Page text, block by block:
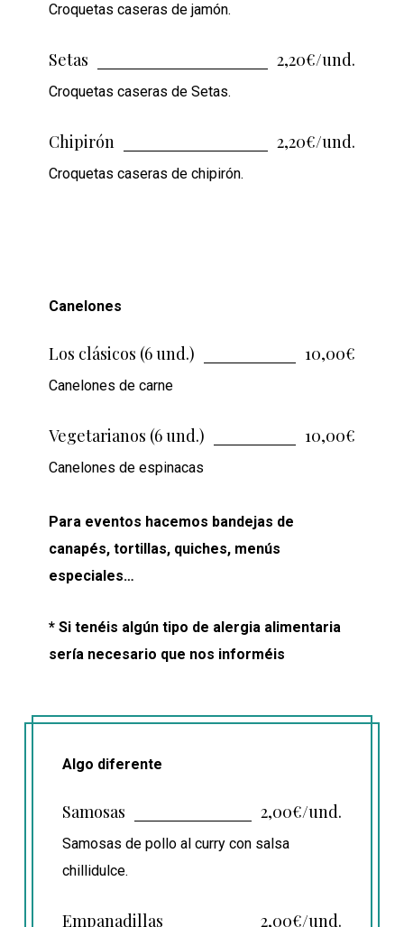
Croquetas caseras de jamón.
Setas 2,20€/und.
Croquetas caseras de Setas.
Chipirón 2,20€/und.
Croquetas caseras de chipirón.
Canelones
Los clásicos (6 und.) 10,00€
Canelones de carne
Vegetarianos (6 und.) 10,00€
Canelones de espinacas
Para eventos hacemos bandejas de
canapés, tortillas, quiches, menús
especiales…
* Si tenéis algún tipo de alergia alimentaria
sería necesario que nos informéis
Algo diferente
Samosas 2,00€/und.
Samosas de pollo al curry con salsa
chillidulce.
Empanadillas 2,00€/und.